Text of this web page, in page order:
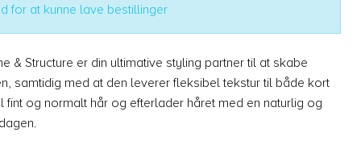
for at kunne lave bestillinger
& Structure er din ultimative styling partner til at skabe
samtidig med at den leverer fleksibel tekstur til både kort
fint og normalt hår og efterlader håret med en naturlig og